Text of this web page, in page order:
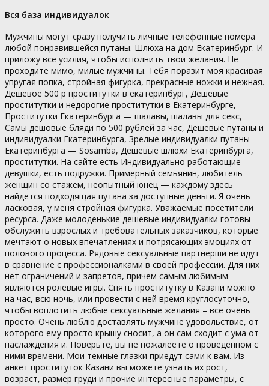
Вся база индивидуалок
Мужчины могут сразу получить личные телефонные номера
любой понравившейся путаны. Шлюха на дом Екатеринбург. И
приложу все усилия, чтобы исполнить твои желания. Не
проходите мимо, милые мужчины. Тебя поразит моя красивая
упругая попка, стройная фигурка, прекрасные ножки и нежная.
Дешевое 500 р проститутки в екатеринбург, Дешевые
проститутки и недорогие проститутки в Екатеринбурге,
Проститутки Екатеринбурга — шалавы, шалавы для секс,
Самы дешовые бляди по 500 рублей за час, Дешевые путаны и
индивидуалки Екатеринбурга, Зрелые индивидуалки путаны
Екатеринбурга — Sosamba, Дешевые шлюхи Екатеринбурга,
проститутки. На сайте есть Индивидуально работающие
девушки, есть подружки. Примерный семьянин, любитель
женщин со стажем, неопытный юнец — каждому здесь
найдется подходящая путана за доступные деньги. Я очень
ласковая, у меня стройная фигурка. Уважаемые посетители
ресурса. Даже молоденькие дешевые индивидуалки готовы
обслужить взрослых и требовательных заказчиков, которые
мечтают о новых впечатлениях и потрясающих эмоциях от
полового процесса. Рядовые сексуальные партнерши не идут
в сравнение с профессионалками в своей профессии. Для них
нет ограничений и запретов, причем самым любимым
являются ролевые игры. Снять проститутку в Казани можно
на час, всю ночь, или провести с ней время круглосуточно,
чтобы воплотить любые сексуальные желания – все очень
просто. Очень люблю доставлять мужчине удовольствие, от
которого ему просто крышу сносит, а он сам сходит с ума от
наслаждения и. Поверьте, вы не пожалеете о проведенном с
ними времени. Мои темные глазки приедут сами к вам. Из
анкет проституток Казани вы можете узнать их рост,
возраст, размер груди и прочие интересные параметры, с